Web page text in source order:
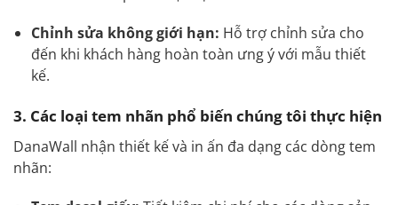
Chỉnh sửa không giới hạn: Hỗ trợ chỉnh sửa cho
đến khi khách hàng hoàn toàn ưng ý với mẫu thiết
kế.
3. Các loại tem nhãn phổ biến chúng tôi thực hiện
DanaWall nhận thiết kế và in ấn đa dạng các dòng tem
nhãn: